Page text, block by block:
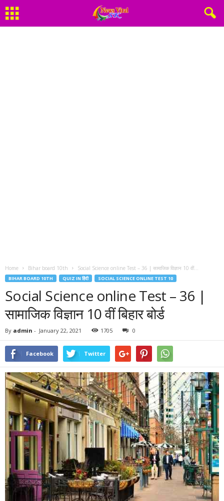
Home Bihar board 10th Social Science online Test – 36 | सामाजिक विज्ञान 10 वीं...
BIHAR BOARD 10TH QUIZ IN हिंदी SOCIAL SCIENCE ONLINE TEST 10
Social Science online Test – 36 |
सामाजिक विज्ञान 10 वीं बिहार बोर्ड
By admin - January 22, 2021 1705 0
Facebook Twitter